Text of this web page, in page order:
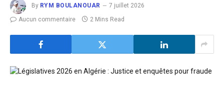
By RYM BOULANOUAR
7 juillet 2026
Aucun commentaire
2 Mins Read